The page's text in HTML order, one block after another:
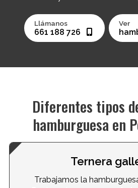
Llámanos
661 188 726
Ver
Diferentes tipos
hamburguesa en
Ternera
Trabajamos la